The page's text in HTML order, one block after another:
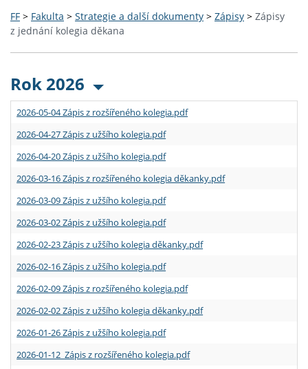
FF > Fakulta > Strategie a další dokumenty > Zápisy > Zápisy
z jednání kolegia děkana
Rok 2026
2026-05-04 Zápis z rozšířeného kolegia.pdf
2026-04-27 Zápis z užšího kolegia.pdf
2026-04-20 Zápis z užšího kolegia.pdf
2026-03-16 Zápis z rozšířeného kolegia děkanky.pdf
2026-03-09 Zápis z užšího kolegia.pdf
2026-03-02 Zápis z užšího kolegia.pdf
2026-02-23 Zápis z užšího kolegia děkanky.pdf
2026-02-16 Zápis z užšího kolegia.pdf
2026-02-09 Zápis z rozšířeného kolegia.pdf
2026-02-02 Zápis z užšího kolegia děkanky.pdf
2026-01-26 Zápis z užšího kolegia.pdf
2026-01-12 Zápis z rozšířeného kolegia.pdf